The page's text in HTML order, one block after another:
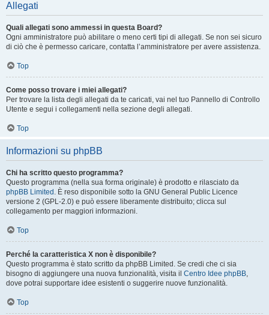
Allegati
Quali allegati sono ammessi in questa Board?
Ogni amministratore può abilitare o meno certi tipi di allegati. Se non sei sicuro
di ciò che è permesso caricare, contatta l’amministratore per avere assistenza.
Top
Come posso trovare i miei allegati?
Per trovare la lista degli allegati da te caricati, vai nel tuo Pannello di Controllo
Utente e segui i collegamenti nella sezione degli allegati.
Top
Informazioni su phpBB
Chi ha scritto questo programma?
Questo programma (nella sua forma originale) è prodotto e rilasciato da
phpBB Limited . È reso disponibile sotto la GNU General Public Licence
versione 2 (GPL-2.0) e può essere liberamente distribuito; clicca sul
collegamento per maggiori informazioni.
Top
Perché la caratteristica X non è disponibile?
Questo programma è stato scritto da phpBB Limited. Se credi che ci sia
bisogno di aggiungere una nuova funzionalità, visita il Centro Idee phpBB,
dove potrai supportare idee esistenti o suggerire nuove funzionalità.
Top